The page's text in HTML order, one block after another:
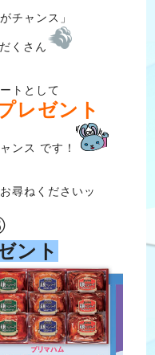
チャンス」
くさん
トとして
レゼント
ンス です！
尋ねくださいッ
ント